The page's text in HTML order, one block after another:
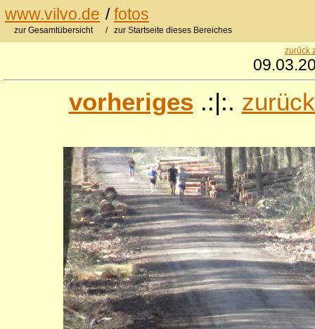
www.vilvo.de /fotos
zur Gesamtübersicht / zur Startseite dieses Bereiches
zurück
vorheriges .:|:.